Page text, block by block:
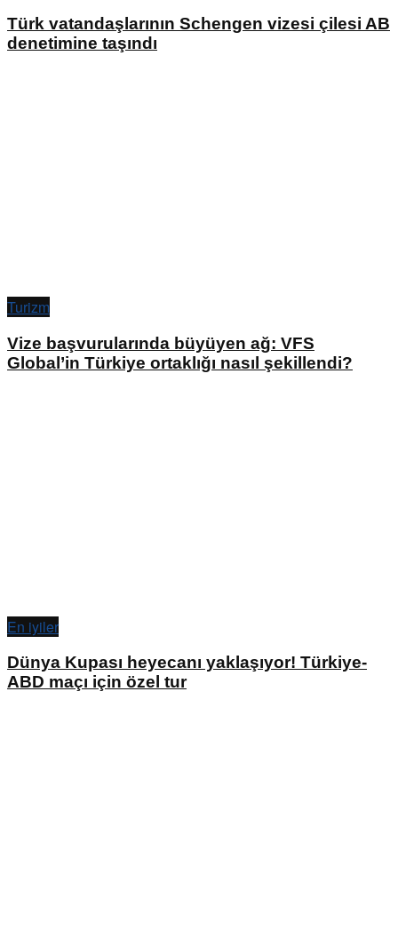
Türk vatandaşlarının Schengen vizesi çilesi AB
denetimine taşındı
Turizm
Vize başvurularında büyüyen ağ: VFS
Global’in Türkiye ortaklığı nasıl şekillendi?
En iyiler
Dünya Kupası heyecanı yaklaşıyor! Türkiye-
ABD maçı için özel tur